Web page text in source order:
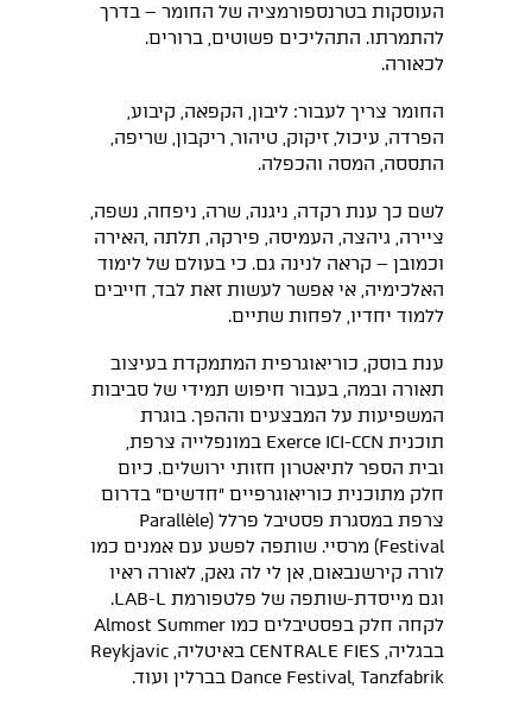
העוסקות בטרנספורמציה של החומר – בדרך
להתמרתו. התהליכים פשוטים, ברורים.
לכאורה.
החומר צריך לעבור: ליבון, הקפאה, קיבוע,
הפרדה, עיכול, זיקוק, טיהור, ריקבון, שריפה,
התססה, המסה והכפלה.
לשם כך ענת רקדה, ניגנה, שרה, ניפחה, נשפה,
ציירה, גיהצה, העמיסה, פירקה, תלתה ,האירה
וכמובן – קראה לנינה גם. כי בעולם של לימוד
האלכימיה, אי אפשר לעשות זאת לבד, חייבים
ללמוד יחדיו, לפחות שתיים.
ענת בוסק, כוריאוגרפית המתמקדת בעיצוב
תאורה ובמה, בעבור חיפוש תמידי של סביבות
המשפיעות על המבצעים וההפך. בוגרת
תוכנית Exerce ICI-CCN במונפלייה צרפת,
ובית הספר לתיאטרון חזותי ירושלים. כיום
חלק מתוכנית כוריאוגרפיים ״חדשים״ בדרום
צרפת במסגרת פסטיבל פרלל (Parallèle
Festival) מרסיי. שותפה לפשע עם אמנים כמו
לורה קירשנבאום, אן לי לה גאק, לאורה ראיו
וגם מייסדת-שותפה של פלטפורמת LAB-L.
לקחה חלק בפסטיבלים כמו Almost Summer
בבגליה, CENTRALE FIES באיטליה, Reykjavic
Dance Festival, Tanzfabrik בברלין ועוד.